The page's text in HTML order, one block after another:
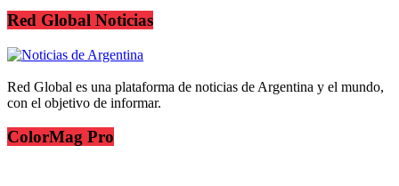
Red Global Noticias
Red Global es una plataforma de noticias de Argentina y el mundo,
con el objetivo de informar.
ColorMag Pro